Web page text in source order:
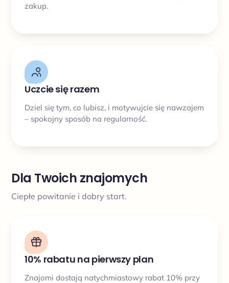
zakup.
Uczcie się razem
Dziel się tym, co lubisz, i motywujcie się nawzajem
– spokojny sposób na regularność.
Dla Twoich znajomych
Ciepłe powitanie i dobry start.
10% rabatu na pierwszy plan
Znajomi dostają natychmiastowy rabat 10% przy